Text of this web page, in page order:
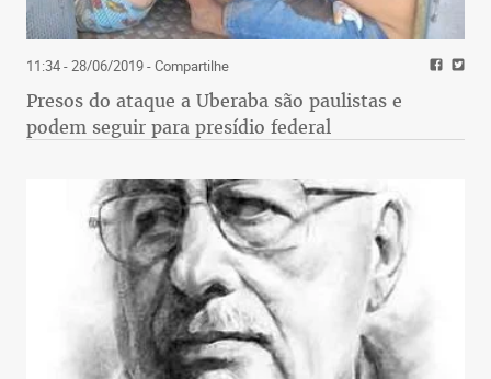
11:34 - 28/06/2019- Compartilhe
Presos do ataque a Uberaba são paulistas e
podem seguir para presídio federal